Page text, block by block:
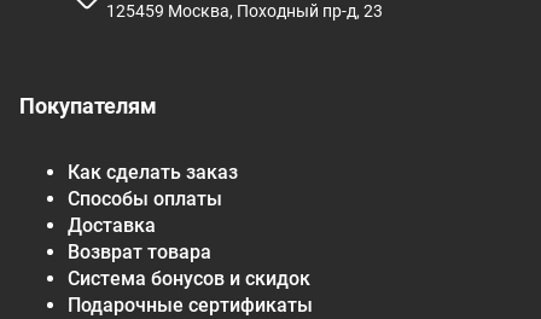
Покупателям
Как сделать заказ
Способы оплаты
Доставка
Возврат товара
Система бонусов и скидок
Подарочные сертификаты
125459 Москва, Походный пр-д, 23